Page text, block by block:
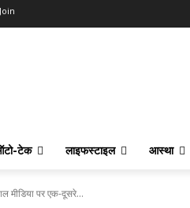
टेक लाइफस्टाइल आस्था
मीडिया पर एक-दूसरे...